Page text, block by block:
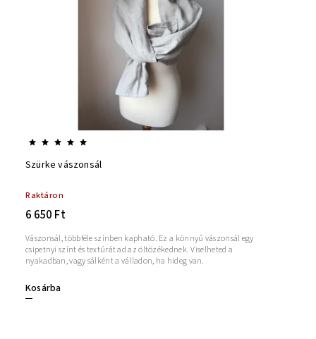
Szürke vászonsál
Raktáron
6 650 Ft
Kosárba
Vászonsál, többféle színben kapható. Ez a könnyű vászonsál egy
csipetnyi színt és textúrát ad az öltözékednek. Viselheted a
nyakadban, vagy sálként a válladon, ha hideg van.